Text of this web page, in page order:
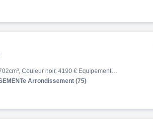
Z, 05/2020, 35470 km, Première main, Essence, 702cm³, Couleur noir, 4190 € Equipements : ? À découvrir chez Honda 4en1 : cette superbe KAWASAKI Z 650 de 2020, disponible à crédit ou au comptant ! ? Exemple de financement personnalisé : Avec un apport de 190 EUR, repartez au guid…
Arrondissement (75)